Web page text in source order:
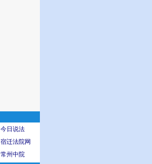
今日说法
宿迁法院网
常州中院